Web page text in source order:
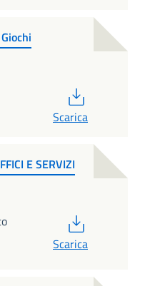
Scarica
E SERVIZI
Scarica